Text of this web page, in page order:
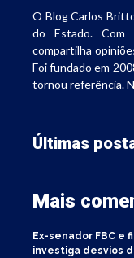
O Blog Carlos
do Estado. Com
compartilha
Foi fundado em
tornou referência.
Últimas
Mais
Ex-senador FBC e
investiga desvios